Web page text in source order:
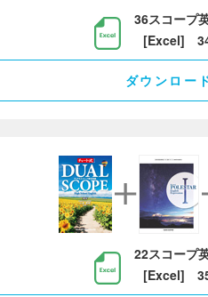
36スコープ
[Excel]
ダウンロー
22スコープ
[Excel]